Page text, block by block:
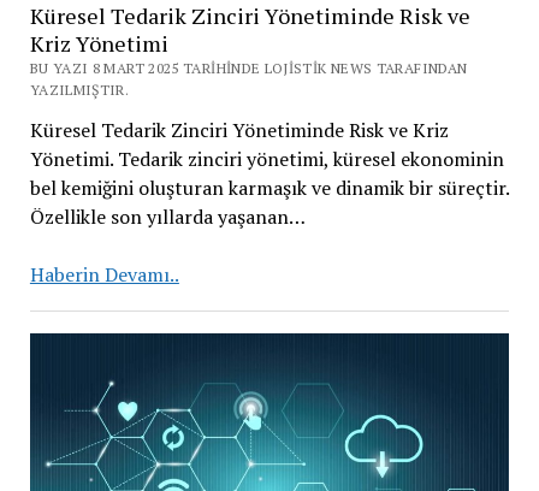
Küresel Tedarik Zinciri Yönetiminde Risk ve
Kriz Yönetimi
BU YAZI 8 MART 2025 TARIHINDE LOJISTIK NEWS TARAFINDAN
YAZILMIŞTIR.
Küresel Tedarik Zinciri Yönetiminde Risk ve Kriz
Yönetimi. Tedarik zinciri yönetimi, küresel ekonominin
bel kemiğini oluşturan karmaşık ve dinamik bir süreçtir.
Özellikle son yıllarda yaşanan…
Haberin Devamı..Küresel
Zinciri
Risk
ve
Kriz
Yönetimi